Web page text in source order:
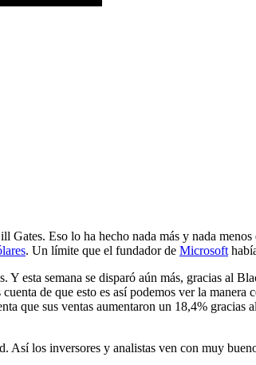
Eso lo ha hecho nada más y nada
. Un límite que el fundador de Microsoft
esta semana se disparó aún más, gracias al
de que esto es así podemos ver la
que sus ventas aumentaron un 18,4%
los inversores y analistas ven con muy